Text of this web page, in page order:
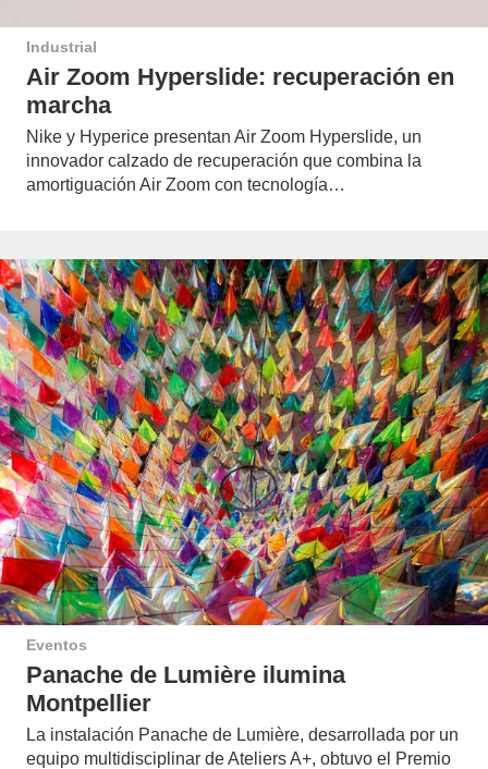
Industrial
Air Zoom Hyperslide: recuperación en
marcha
Nike y Hyperice presentan Air Zoom Hyperslide, un
innovador calzado de recuperación que combina la
amortiguación Air Zoom con tecnología…
Eventos
Panache de Lumière ilumina
Montpellier
La instalación Panache de Lumière, desarrollada por un
equipo multidisciplinar de Ateliers A+, obtuvo el Premio